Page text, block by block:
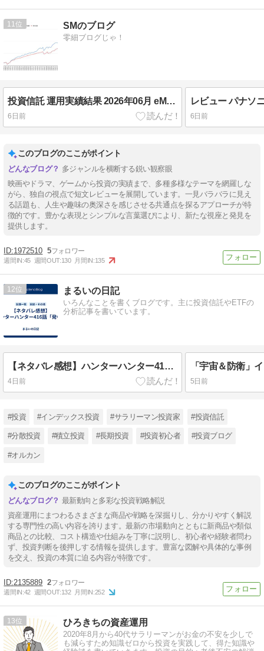
11 SMのブログ
零細ブログじゃ！
投資信託 運用実績結果 2026年06月 eMAXIS Slim全世界株式オールカントリー+8資産
6日前 6日前
このブログのここがポイント
多ジャンルを横断する鋭い観察眼
映画やドラマ、ゲームから投資の実績まで、多種多様なテーマを網羅しな
がら、独自の視点で短文レビューを展開しています。一見バラバラに見え
る話題も、人生や趣味の奥深さを感じさせる共通点を探るアプローチが特
徴的です。豊かな表現とシンプルな言葉選びにより、新たな視座と発見を
提供します。
1972510 5
週間IN:45 週間OUT:130 月間IN:135
12 まるいの日記
いろんなことを書くブログです。主に投資信託やETFの
分析記事を書いています。
【ネタバレ感想】ハンターハンター416話「発令」
4日前 5日前
#投資 #インデックス投資 #サラリーマン投資家 #投資信託
#分散投資 #積立投資 #長期投資 #投資初心者 #投資ブログ
#オルカン
このブログのここがポイント
最新動向と多彩な投資戦略解説
資産運用にまつわるさまざまな商品や戦略を深掘りし、分かりやすく解説
する専門性の高い内容を誇ります。最新の市場動向とともに新商品や類似
商品との比較、コスト構造や仕組みを丁寧に説明し、初心者や経験者問わ
ず、投資判断を後押しする情報を提供します。豊富な図解や具体的な事例
を交え、投資の本質に迫る内容が特徴です。
2135889 2
週間IN:42 週間OUT:132 月間IN:252
13 ひろきちの資産運用
2020年8月から40代サラリーマンがお金の不安を少しで
も減らすため知識ゼロから投資を実践して、得た知識や